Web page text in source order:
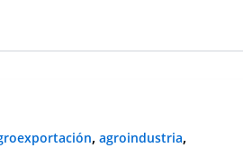
, agroindustria,